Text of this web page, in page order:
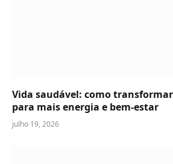
Vida saudável: como
para mais energia e bem-estar
julho 19, 2026